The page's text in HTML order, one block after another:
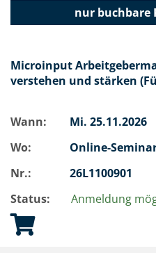
nur buchbare
Microinput
verstehen und stärken
Wann: Mi. 25.11.2026
Wo:
Online-
Nr.:
26L1100901
Status:
Anmeldung